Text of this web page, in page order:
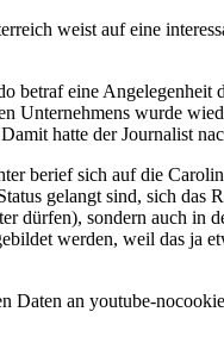
weist auf eine
betraf eine Angelegenheit
Unternehmens wurde
hatte der Journalist
berief sich auf die
gelangt sind, sich das
dürfen), sondern auch in
werden, weil das ja
Daten an youtube-